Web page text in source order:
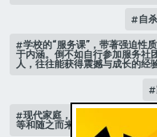
自
学校的“服务课”，带著强迫性
于内涵。倒不如自行参加服务社
人，往往能获得震撼与成长的经验
现代家庭，子女或许都是宝贝
等和随之而来的身心压力却仍旧